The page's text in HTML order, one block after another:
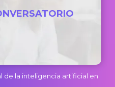
la inteligencia artificial en